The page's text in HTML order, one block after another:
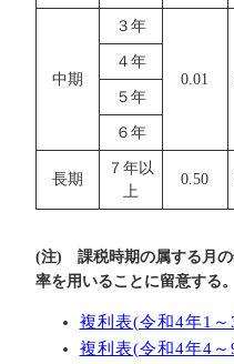
中期
３年
0.01
４年
５年
６年
長期
７年以
上
0.50
(注) 課税時期の属する月の
率を用いることに留意する。
複利表(令和4年1～
複利表(令和4年4～